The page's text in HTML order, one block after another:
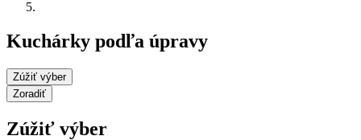
Kuchárky podľa úpravy
Zúžiť výber
Zoradiť
Zúžiť výber